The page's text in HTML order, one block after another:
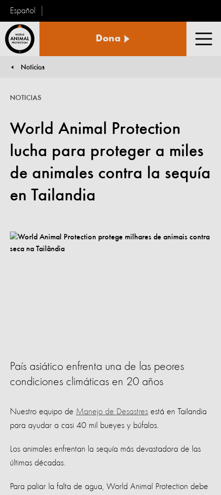
Español
Animal
Dona
Noticias
World Animal Protection
lucha para proteger a miles
de animales contra la sequía
en Tailandia
NOTICIAS
País asiático enfrenta una de las peores
condiciones climáticas en 20 años
Nuestro equipo de Manejo de Desastres está en Tailandia
para ayudar a casi 40 mil bueyes y búfalos.
Los animales enfrentan la sequía más devastadora de las
últimas décadas.
Para paliar la falta de agua, World Animal Protection debe